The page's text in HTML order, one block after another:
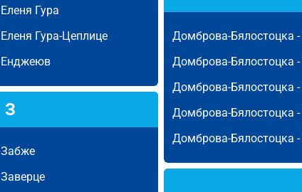
Еленя Гура
Еленя Гура-Цеплице
Енджеюв
Домброва-Бялостоцка -
Домброва-Бялостоцка -
Домброва-Бялостоцка -
Домброва-Бялостоцка -
Домброва-Бялостоцка -
З
Забже
Заверце